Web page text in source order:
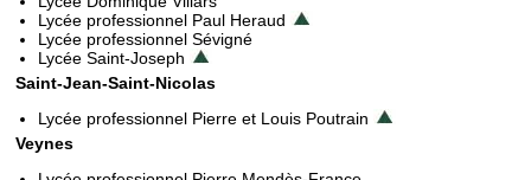
Lycée professionnel Paul Heraud
Lycée professionnel Sévigné
Lycée Saint-Joseph
Saint-Jean-Saint-Nicolas
Lycée professionnel Pierre et Louis Poutrain
Veynes